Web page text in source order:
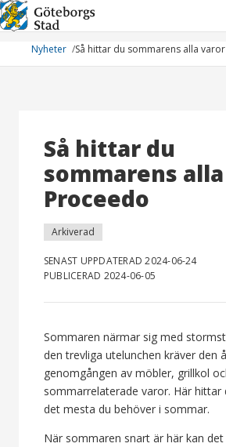
Hoppa
till
innehållNyheter Så hittar du sommarens alla
Så hittar du
sommarens
Proceedo
Arkiverad
SENAST UPPDATERAD 2024-06-24
PUBLICERAD 2024-06-05
Sommaren närmar sig med
den trevliga utelunchen kräver den
genomgången av möbler, grillkol
sommarrelaterade varor. Här hittar
det mesta du behöver i sommar.
När sommaren snart är här kan